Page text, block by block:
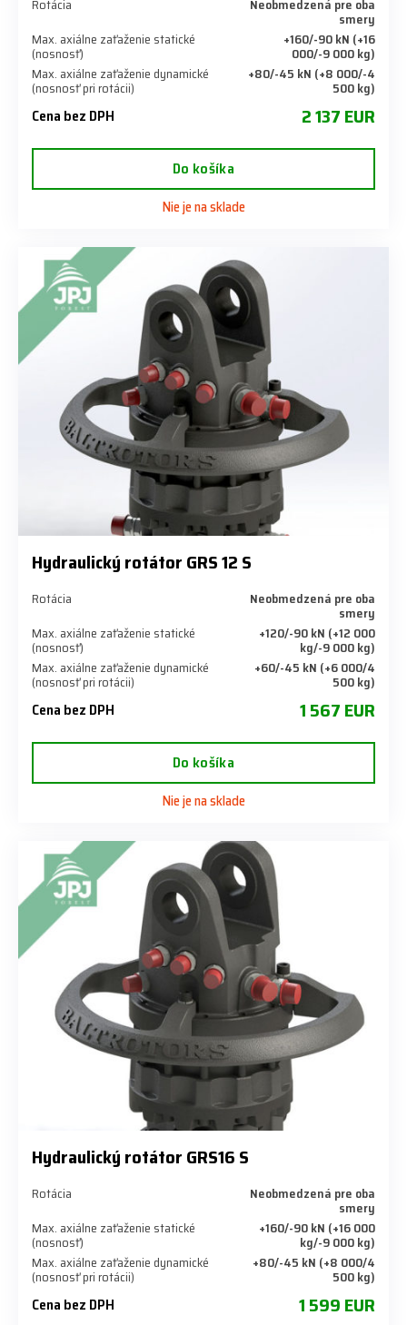
Rotácia Neobmedzená pre oba
smery
Max. axiálne zaťaženie statické
(nosnosť)
+160/-90 kN (+16
000/-9 000 kg)
Max. axiálne zaťaženie dynamické
(nosnosť pri rotácii)
+80/-45 kN (+8 000/-4
500 kg)
Cena bez DPH 2 137 EUR
Do košíka
Nie je na sklade
Hydraulický rotátor GRS 12 S
Rotácia Neobmedzená pre oba
smery
Max. axiálne zaťaženie statické
(nosnosť)
+120/-90 kN (+12 000
kg/-9 000 kg)
Max. axiálne zaťaženie dynamické
(nosnosť pri rotácii)
+60/-45 kN (+6 000/4
500 kg)
Cena bez DPH 1 567 EUR
Do košíka
Nie je na sklade
Hydraulický rotátor GRS16 S
Rotácia Neobmedzená pre oba
smery
Max. axiálne zaťaženie statické
(nosnosť)
+160/-90 kN (+16 000
kg/-9 000 kg)
Max. axiálne zaťaženie dynamické
(nosnosť pri rotácii)
+80/-45 kN (+8 000/4
500 kg)
Cena bez DPH 1 599 EUR